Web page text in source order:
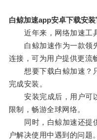
白鲸加速app安卓下载安装
近年来，网络加速工具
白鲸加速作为一款领先
连接，可为用户提供更流
想要下载白鲸加速？
完成安装。
安装完成后，用户可
限制，畅游全球网络。
同时，白鲸加速还提供
户解决使用中遇到的问题。